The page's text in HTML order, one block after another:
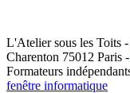
L'Atelier sous les Toits
Charenton 75012 Paris -
Formateurs
fenêtre informatique